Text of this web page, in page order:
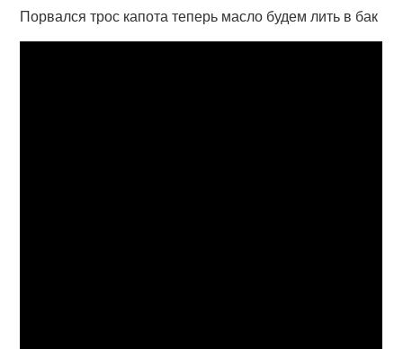
Порвался трос капота теперь масло будем лить в бак